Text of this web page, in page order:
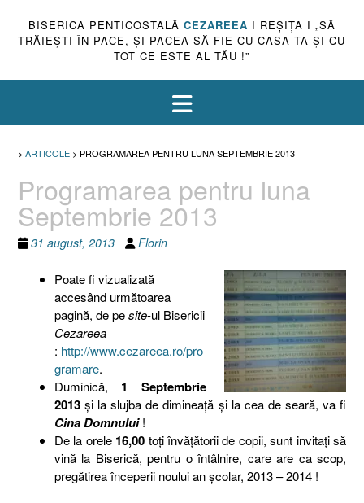
BISERICA PENTICOSTALĂ CEZAREEA I REŞIŢA I „SĂ
TRĂIEŞTI ÎN PACE, ŞI PACEA SĂ FIE CU CASA TA ŞI CU
TOT CE ESTE AL TĂU !”
> ARTICOLE > PROGRAMAREA PENTRU LUNA SEPTEMBRIE 2013
Programarea pentru luna
Septembrie 2013
31 august, 2013 Florin
Poate fi vizualizată
accesând următoarea
pagină, de pesite-ul Bisericii
Cezareea
: http://www.cezareea.ro/pro
gramare.
Duminică, 1 Septembrie
2013 şi la slujba de dimineaţă şi la cea de seară, va fi
Cina Domnului !
De la orele 16,00 toţi învăţătorii de copii, sunt invitaţi să
vină la Biserică, pentru o întâlnire, care are ca scop,
pregătirea începerii noului an şcolar, 2013 – 2014 !